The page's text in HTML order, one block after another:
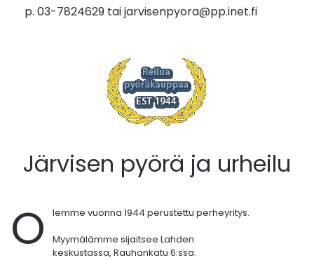
p. 03-7824629 taijarvisenpyora@pp.inet.fi
Järvisen pyörä ja urheilu
O
lemme vuonna 1944 perustettu perheyritys.
Myymälämme sijaitsee Lahden
keskustassa, Rauhankatu 6:ssa.